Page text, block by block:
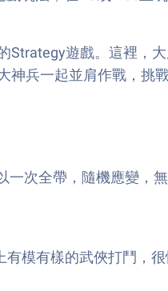
Strategy遊戲。這裡，
神兵一起並肩作戰，挑
次全帶，隨機應變，
模有樣的武俠打鬥，很